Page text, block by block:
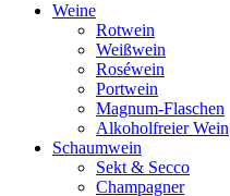
Weine
Rotwein
Weißwein
Roséwein
Portwein
Magnum-Flaschen
Alkoholfreier Wein
Schaumwein
Sekt & Secco
Champagner